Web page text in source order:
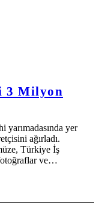
3 Milyon
yarımadasında yer
ağırladı.
Türkiye İş
fotoğraflar ve…